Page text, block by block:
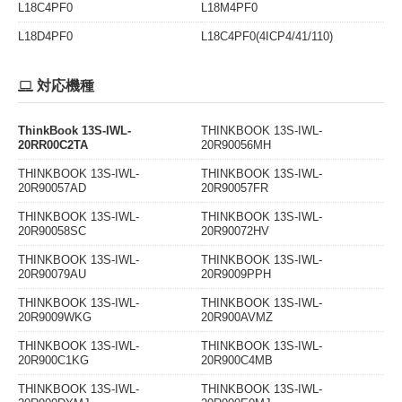
L18C4PF0 L18M4PF0
L18D4PF0 L18C4PF0(4ICP4/41/110)
対応機種
ThinkBook 13S-IWL-
20RR00C2TA
THINKBOOK 13S-IWL-
20R90056MH
THINKBOOK 13S-IWL-
20R90057AD
THINKBOOK 13S-IWL-
20R90057FR
THINKBOOK 13S-IWL-
20R90058SC
THINKBOOK 13S-IWL-
20R90072HV
THINKBOOK 13S-IWL-
20R90079AU
THINKBOOK 13S-IWL-
20R9009PPH
THINKBOOK 13S-IWL-
20R9009WKG
THINKBOOK 13S-IWL-
20R900AVMZ
THINKBOOK 13S-IWL-
20R900C1KG
THINKBOOK 13S-IWL-
20R900C4MB
THINKBOOK 13S-IWL-
THINKBOOK 13S-IWL-